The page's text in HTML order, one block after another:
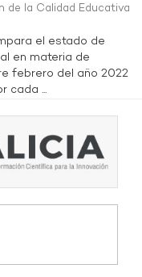
la Calidad Educativa
el estado de
en materia de
febrero del año 2022
cada ...